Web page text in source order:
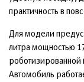
практичность в
Для модели
литра мощностью
Автомобиль